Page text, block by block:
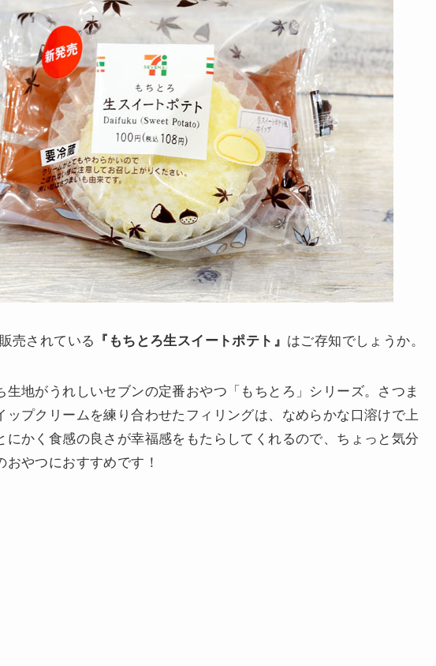
売されている 『もちとろ生スイートポテト』 はご存知でしょうか。
生地がうれしいセブンの定番おやつ「もちとろ」シリーズ。さつま
ップクリームを練り合わせたフィリングは、なめらかな口溶けで上
にかく食感の良さが幸福感をもたらしてくれるので、ちょっと気分
やつにおすすめです！